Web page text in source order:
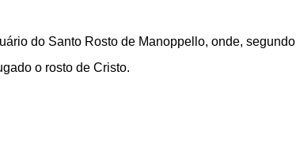
do Santo Rosto de Manoppello, onde, segundo
o rosto de Cristo.